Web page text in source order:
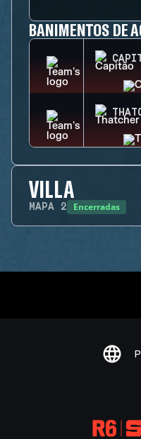
BANIMENTOS DE
VILLA
MAPA 2 Encerradas